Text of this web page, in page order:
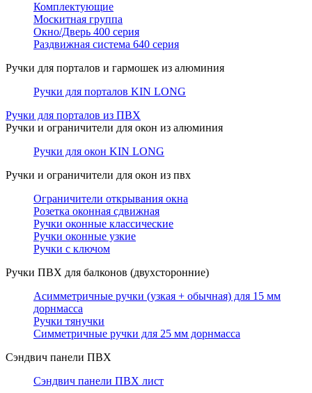
Комплектующие
Москитная группа
Окно/Дверь 400 серия
Раздвижная система 640 серия
Ручки для порталов и гармошек из алюминия
Ручки для порталов KIN LONG
Ручки для порталов из ПВХ
Ручки и ограничители для окон из алюминия
Ручки для окон KIN LONG
Ручки и ограничители для окон из пвх
Ограничители открывания окна
Розетка оконная сдвижная
Ручки оконные классические
Ручки оконные узкие
Ручки с ключом
Ручки ПВХ для балконов (двухсторонние)
Асимметричные ручки (узкая + обычная) для 15 мм
дорнмасса
Ручки тянучки
Симметричные ручки для 25 мм дорнмасса
Сэндвич панели ПВХ
Сэндвич панели ПВХ лист